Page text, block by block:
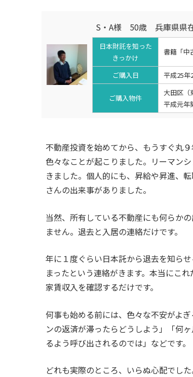
S・A様 50歳 兵庫県県
日本財託を知った
きっかけ
書籍「中
ご購入日 平成25年
ご購入物件
大田区（
平成元
不動産投資を始めてから、もうすぐ丸
色々なことが起こりました。リーマン
きました。個人的にも、昇給や昇進、
さんの出来事がありました。
当然、所有している不動産にも何らか
ません。退去と入居の連絡だけです。
年に１度ぐらい日本託から退去を知ら
まったという連絡がきます。本当にこ
家賃収入を確認するだけです。
何事も始める前には、色々な不安がよ
ンの返済が滞ったらどうしよう」「何
るよう呼び出されるのでは」などです。
どれも実際のところ、いらぬ心配でし